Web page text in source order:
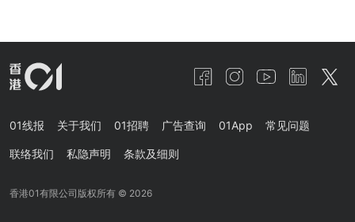
01线报 关于我们 01招聘 广告查询 01App 常见问题
联络我们 私隐声明 条款及细则
香港01有限公司版权所有 © 2026